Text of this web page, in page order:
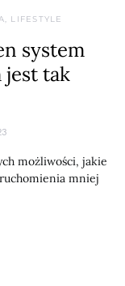
LIFESTYLE
system
jest tak
możliwości, jakie
mniej